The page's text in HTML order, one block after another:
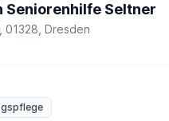
Seniorenhilfe Seltner
01328, Dresden